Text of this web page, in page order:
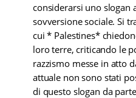
considerarsi uno slogan
sovversione sociale. Si
cui * Palestines*
loro terre, criticando le
razzismo messe in atto
attuale non sono stati
di questo slogan da